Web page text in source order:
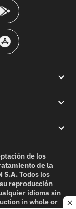
de los
de la
S.A.Todos los
reproducción
idioma sin
in whole or